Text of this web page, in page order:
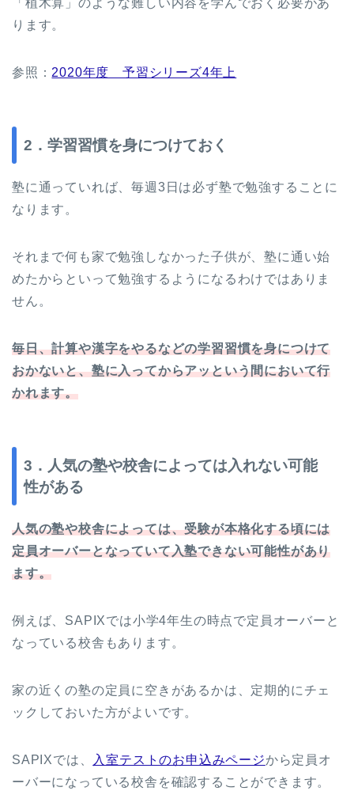
ります。
参照： 2020年度 予習シリーズ4年上
2．学習習慣を身につけておく
塾に通っていれば、毎週3日は必ず塾で勉強することに
なります。
それまで何も家で勉強しなかった子供が、塾に通い始
めたからといって勉強するようになるわけではありま
せん。
毎日、計算や漢字をやるなどの学習習慣を身につけて
おかないと、塾に入ってからアッという間において行
かれます。
3．人気の塾や校舎によっては入れない可能
性がある
人気の塾や校舎によっては、受験が本格化する頃には
定員オーバーとなっていて入塾できない可能性があり
ます。
例えば、SAPIXでは小学4年生の時点で定員オーバーと
なっている校舎もあります。
家の近くの塾の定員に空きがあるかは、定期的にチェ
ックしておいた方がよいです。
SAPIXでは、 入室テストのお申込みページから定員オ
ーバーになっている校舎を確認することができます。